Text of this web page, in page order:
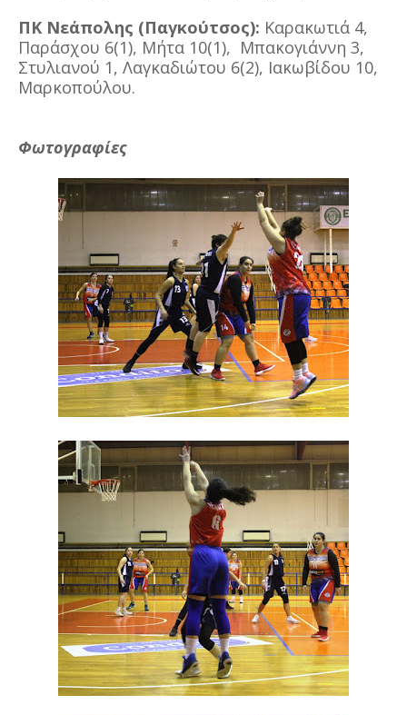
ΠΚ Νεάπολης (Παγκούτσος): Καρακωτιά 4,
Παράσχου 6(1), Μήτα 10(1), Μπακογιάννη 3,
Στυλιανού 1, Λαγκαδιώτου 6(2), Ιακωβίδου 10,
Μαρκοπούλου.
Φωτογραφίες